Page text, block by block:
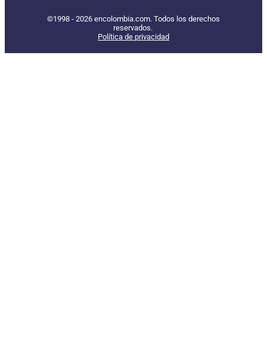
©1998 - 2026 encolombia.com. Todos los derechos
reservados.
Política de privacidad